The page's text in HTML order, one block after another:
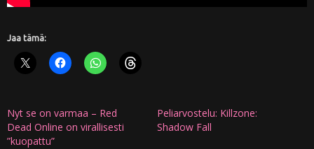
Jaa tämä:
Nyt se on varmaa – Red
Dead Online on virallisesti
”kuopattu”
Peliarvostelu: Killzone:
Shadow Fall